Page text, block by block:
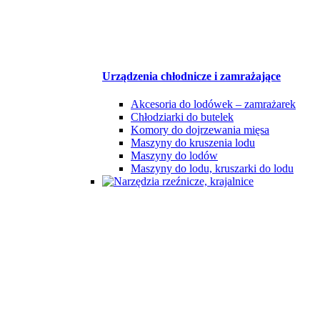
Urządzenia chłodnicze i zamrażające
Akcesoria do lodówek – zamrażarek
Chłodziarki do butelek
Komory do dojrzewania mięsa
Maszyny do kruszenia lodu
Maszyny do lodów
Maszyny do lodu, kruszarki do lodu